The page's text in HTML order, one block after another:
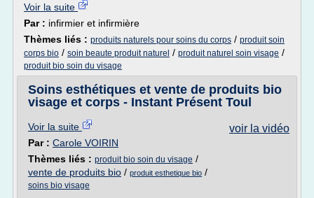
Voir la suite
Par : infirmier et infirmière
Thèmes liés : produits naturels pour soins du corps / produit soin
corps bio / soin beaute produit naturel / produit naturel soin visage /
produit bio soin du visage
Soins esthétiques et vente de produits bio
visage et corps - Instant Présent Toul
voir la vidéo
Voir la suite
Par : Carole VOIRIN
Thèmes liés : produit bio soin du visage /
vente de produits bio / produit esthetique bio /
soins bio visage